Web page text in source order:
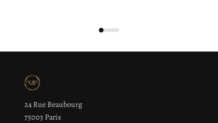
24 Rue Beaubourg
75003 Paris